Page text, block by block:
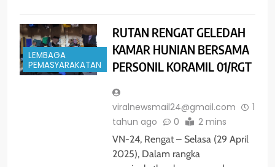
LEMBAGA
PEMASYARAKATAN
RUTAN RENGAT GELEDAH
KAMAR HUNIAN BERSAMA
PERSONIL KORAMIL 01/RGT
viralnewsmail24@gmail.com
1
tahun ago
0 2 mins
VN-24, Rengat – Selasa (29 April
2025), Dalam rangka